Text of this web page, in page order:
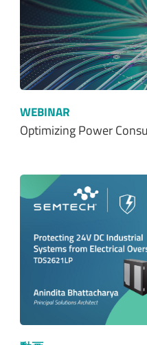
WEBINAR
Optimizing Power